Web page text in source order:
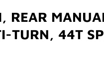
REAR
TURN, 44T